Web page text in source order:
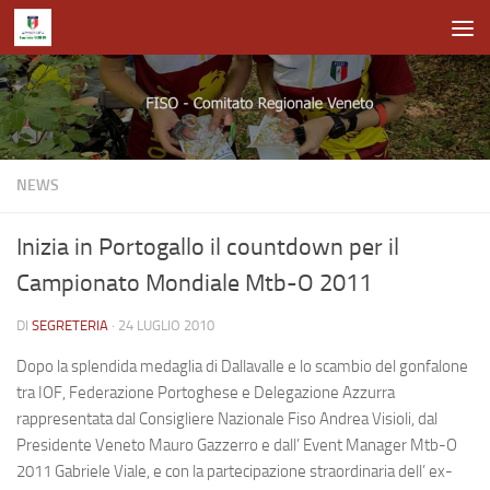
Salta al contenuto
NEWS
Inizia in Portogallo il countdown per il
Campionato Mondiale Mtb-O 2011
DI SEGRETERIA · 24 LUGLIO 2010
Dopo la splendida medaglia di Dallavalle e lo scambio del gonfalone
tra IOF, Federazione Portoghese e Delegazione Azzurra
rappresentata dal Consigliere Nazionale Fiso Andrea Visioli, dal
Presidente Veneto Mauro Gazzerro e dall’ Event Manager Mtb-O
2011 Gabriele Viale, e con la partecipazione straordinaria dell’ ex-